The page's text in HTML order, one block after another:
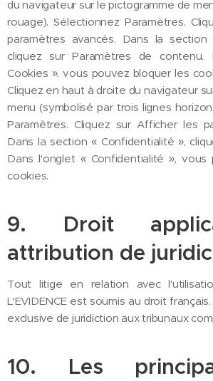
du navigateur sur le pictogramme de
rouage). Sélectionnez Paramètres.
paramètres avancés. Dans la section
cliquez sur Paramètres de
Cookies », vous pouvez bloquer les
Cliquez en haut à droite du navigateur
menu (symbolisé par trois lignes
Paramètres. Cliquez sur Afficher les
Dans la section « Confidentialité »,
Dans l'onglet « Confidentialité », vous
cookies.
9. Droit
attribution de
Tout litige en relation avec
L'EVIDENCE est soumis au droit
exclusive de juridiction aux tribunaux
10. Les